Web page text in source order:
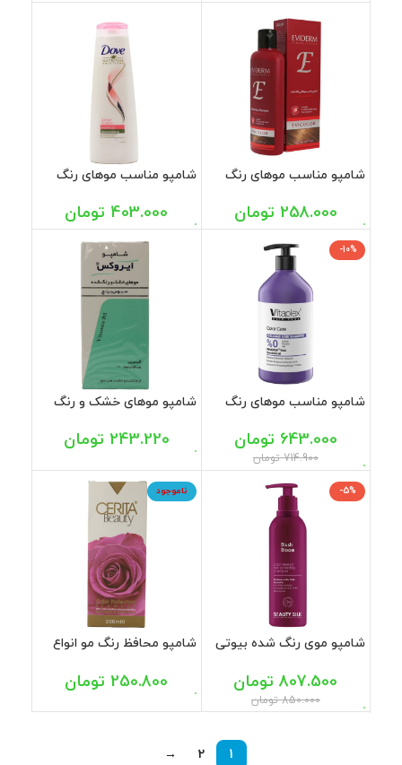
شامپو مناسب موهای رنگ
258.000 تومان
شامپو مناسب موهای رنگ
403.000 تومان
-10%
شامپو مناسب موهای رنگ
714.900 تومان
643.000 تومان
شامپو موهای خشک و رنگ
243.220 تومان
-5%
شامپو موی رنگ شده بیوتی
850.000 تومان
807.500 تومان
ناموجود
شامپو محافظ رنگ مو انواع
250.800 تومان
1
2
→